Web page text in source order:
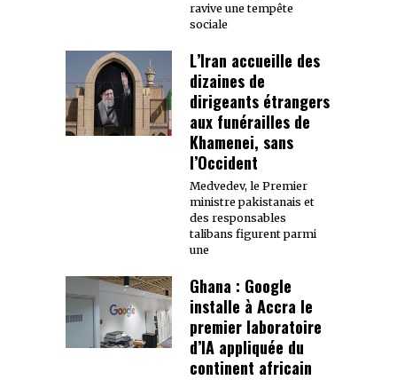
ravive une tempête
sociale
L’Iran accueille des
dizaines de
dirigeants étrangers
aux funérailles de
Khamenei, sans
l’Occident
Medvedev, le Premier
ministre pakistanais et
des responsables
talibans figurent parmi
une
Ghana : Google
installe à Accra le
premier laboratoire
d’IA appliquée du
continent africain